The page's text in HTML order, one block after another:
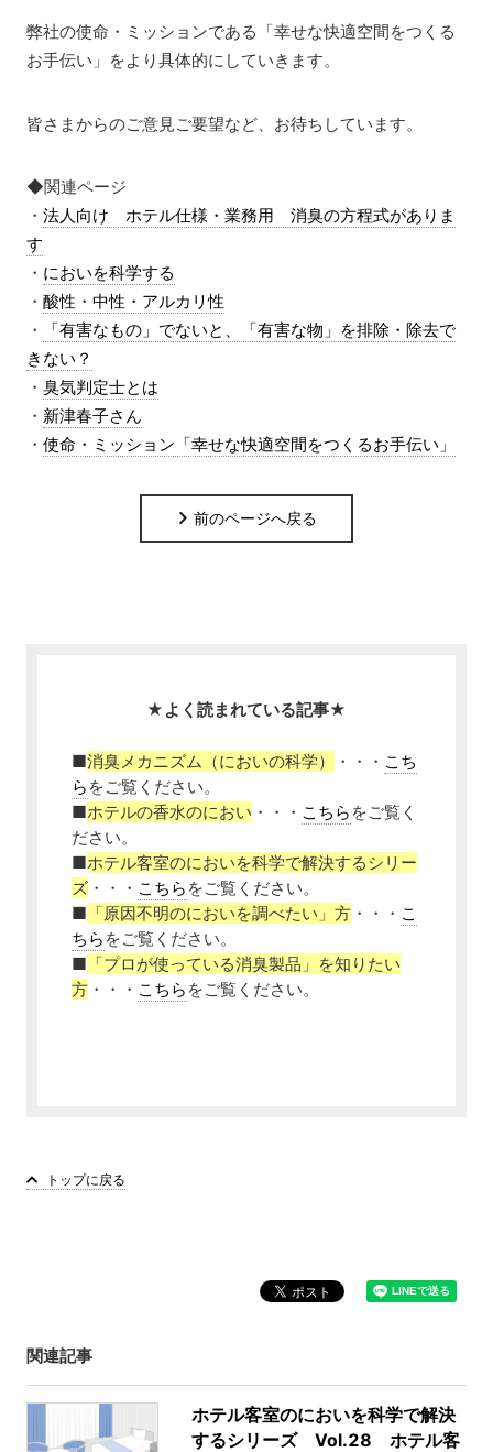
弊社の使命・ミッションである「幸せな快適空間をつくる
お手伝い」をより具体的にしていきます。
皆さまからのご意見ご要望など、お待ちしています。
◆関連ページ
・ 法人向け ホテル仕様・業務用 消臭の方程式がありま
す
・ においを科学する
・ 酸性・中性・アルカリ性
・
「有害なもの」でないと、「有害な物」を排除・除去で
きない？
・ 臭気判定士とは
・ 新津春子さん
・ 使命・ミッション「幸せな快適空間をつくるお手伝い」
前のページへ戻る
★よく読まれている記事★
■消臭メカニズム（においの科学） ・・・ こち
ら をご覧ください。
■ホテルの香水のにおい ・・・ こちら をご覧く
ださい。
■ホテル客室のにおいを科学で解決するシリー
ズ ・・・ こちら をご覧ください。
■ 「原因不明のにおいを調べたい」方 ・・・ こ
ちら をご覧ください。
■ 「プロが使っている消臭製品」を知りたい
方 ・・・ こちら をご覧ください。
トップに戻る
関連記事
ホテル客室のにおいを科学で解決
するシリーズ Vol.28 ホテル客